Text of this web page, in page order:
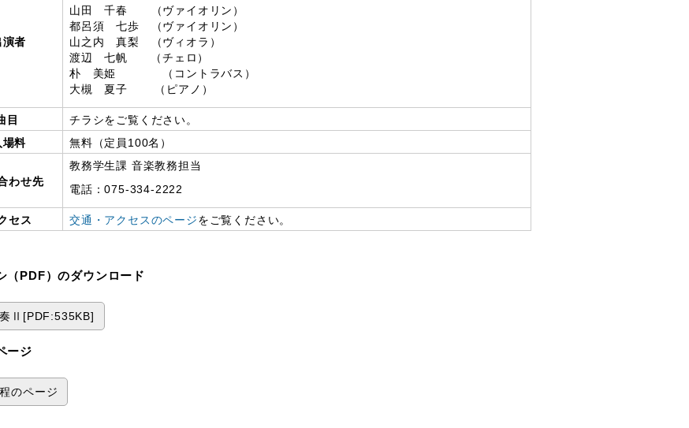
演者
山田 千春 （ヴァイオリン）
都呂須 七歩 （ヴァイオリン）
山之内 真梨 （ヴィオラ）
渡辺 七帆 （チェロ）
朴 美姫 （コントラバス）
大槻 夏子 （ピアノ）
目
チラシをご覧ください。
場料
無料（定員100名）
わせ先
教務学生課 音楽教務担当
電話：075-334-2222
セス 交通・アクセスのページ をご覧ください。
（PDF）のダウンロード
Ⅱ[PDF:535KB]
ージ
のページ